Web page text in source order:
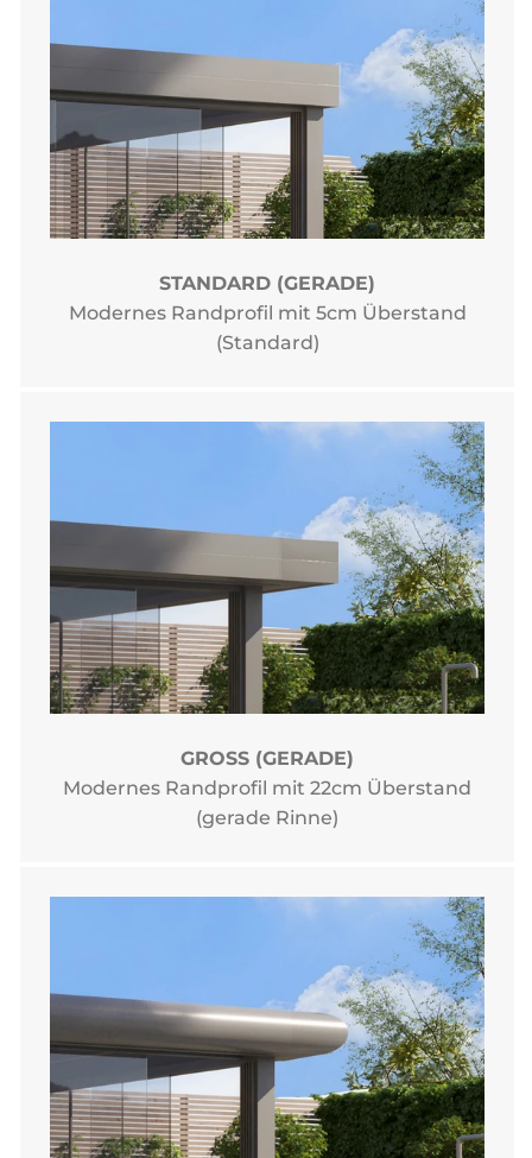
STANDARD (GERADE)
Modernes Randprofil mit 5cm Überstand
(Standard)
GROSS (GERADE)
Modernes Randprofil mit 22cm Überstand
(gerade Rinne)